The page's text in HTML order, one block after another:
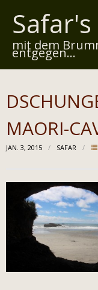
mit dem
entgegen...
Über mich
Reiserouten
Kontakt
Impressum
Datenschutz
MAORI-
JAN. 3, 2015 SAFAR